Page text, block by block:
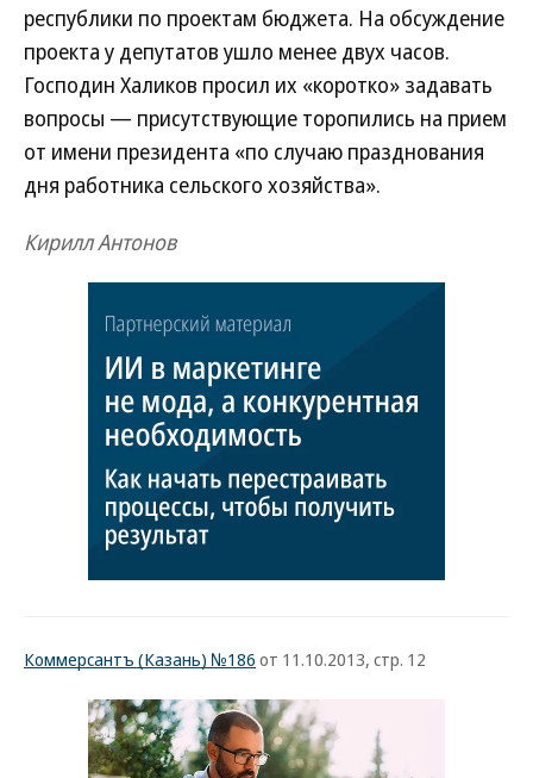
республики по проектам бюджета. На обсуждение
проекта у депутатов ушло менее двух часов.
Господин Халиков просил их «коротко» задавать
вопросы — присутствующие торопились на прием
от имени президента «по случаю празднования
дня работника сельского хозяйства».
Кирилл Антонов
Коммерсантъ (Казань) №186 от 11.10.2013, стр. 12